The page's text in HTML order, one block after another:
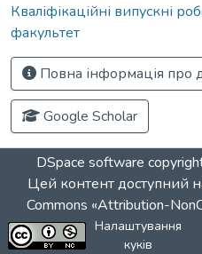
Кваліфікаційні випускні
факультет
Повна інформація про
Google Scholar
DSpace software
Цей контент доступний
Commons «Attribution-
Налаштування
куків